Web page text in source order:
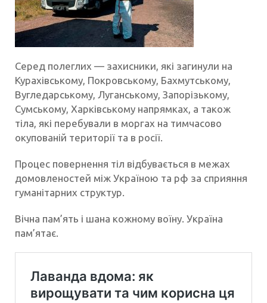
Серед полеглих — захисники, які загинули на
Курахівському, Покровському, Бахмутському,
Вугледарському, Луганському, Запорізькому,
Сумському, Харківському напрямках, а також
тіла, які перебували в моргах на тимчасово
окупованій території та в росії.
Процес повернення тіл відбувається в межах
домовленостей між Україною та рф за сприяння
гуманітарних структур.
Вічна пам’ять і шана кожному воїну. Україна
пам’ятає.